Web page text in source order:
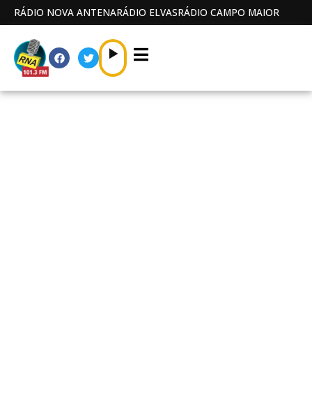
RÁDIO NOVA ANTENARÁDIO ELVASRÁDIO CAMPO MAIOR